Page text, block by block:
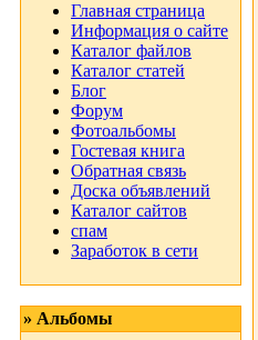
Главная страница
Информация о сайте
Каталог файлов
Каталог статей
Блог
Форум
Фотоальбомы
Гостевая книга
Обратная связь
Доска объявлений
Каталог сайтов
спам
Заработок в сети
» Альбомы